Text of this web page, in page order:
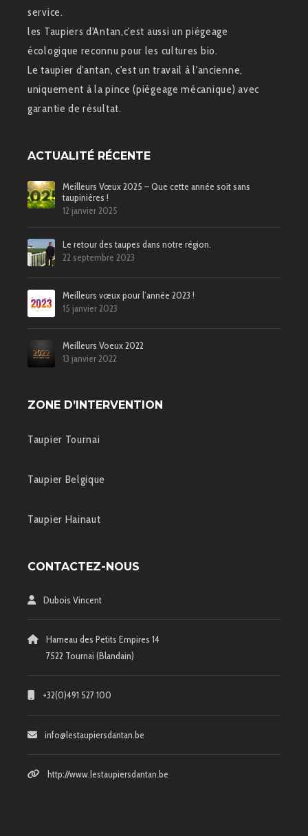
service.
les Taupiers d'Antan,c'est aussi un piégeage
écologique reconnu pour les cultures bio.
Le taupier d'antan, c'est un travail à l'ancienne,
uniquement à la pince (piégeage mécanique) avec
garantie de résultat.
ACTUALITÉ RÉCENTE
Meilleurs Vœux 2025 – Que cette année soit sans
taupinières !
12 janvier 2025
Le retour des taupes dans notre région.
22 septembre 2023
Meilleurs vœux pour l’année 2023 !
15 janvier 2023
Meilleurs Voeux 2022
13 janvier 2022
ZONE D’INTERVENTION
Taupier Tournai
Taupier Belgique
Taupier Hainaut
CONTACTEZ-NOUS
Dubois Vincent
Hameau des Petits Empires 14
7522 Tournai (Blandain)
+32(0)491 527 100
info@lestaupiersdantan.be
http://www.lestaupiersdantan.be